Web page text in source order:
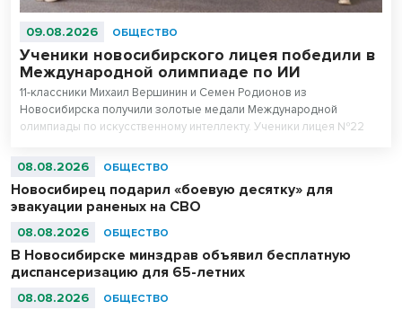
09.08.2026 ОБЩЕСТВО
Ученики новосибирского лицея победили в
Международной олимпиаде по ИИ
11-классники Михаил Вершинин и Семен Родионов из
Новосибирска получили золотые медали Международной
олимпиады по искусственному интеллекту. Ученики лицея №22
абсолютными чемпионами соревнований.
08.08.2026 ОБЩЕСТВО
Новосибирец подарил «боевую десятку» для
эвакуации раненых на СВО
08.08.2026 ОБЩЕСТВО
В Новосибирске минздрав объявил бесплатную
диспансеризацию для 65-летних
08.08.2026 ОБЩЕСТВО